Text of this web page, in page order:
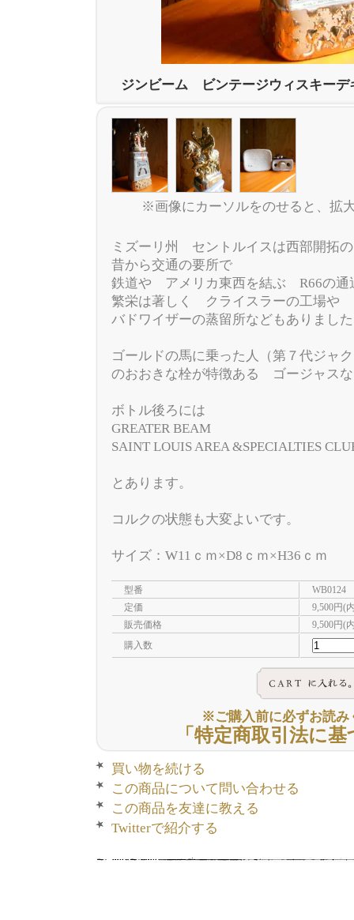
ジンビーム ビンテージウィスキー
※画像にカーソルをのせると、拡
ミズーリ州 セントルイスは西部開拓
昔から交通の要所で
鉄道や アメリカ東西を結ぶ R66の通
繁栄は著しく クライスラーの工場や
バドワイザーの蒸留所などもありまし
ゴールドの馬に乗った人（第７代ジャ
のおおきな栓が特徴ある ゴージャス
ボトル後ろには
GREATER BEAM
SAINT LOUIS AREA &SPECIALTIES
とあります。
コルクの状態も大変よいです。
サイズ：W11ｃｍ×D8ｃｍ×H36ｃｍ
型番
WB0124
定価
9,500円(
販売価格
9,500円(
購入数
※ご購入前に必ずお読み
「特定商取引法に
買い物を続ける
この商品について問い合わせる
この商品を友達に教える
Twitterで紹介する